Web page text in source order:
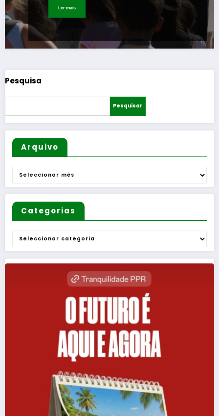
Ler mais
Pesquisa
Pesquisar
Arquivo
Arquivo
Categorias
Categorias